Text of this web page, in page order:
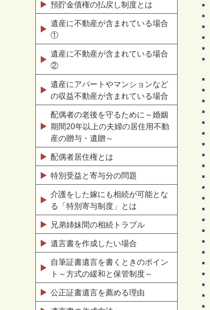
預貯金債権の払戻し制度とは
遺産に不動産が含まれている場合
①
遺産に不動産が含まれている場合
②
遺産にアパートやマンションなど
の収益不動産が含まれている場合
配偶者の老後を守るために～婚姻
期間20年以上の夫婦の居住用不動
産の贈与・遺贈～
配偶者居住権とは
特別受益と寄与分の問題
介護をした嫁にも相続が可能とな
る「特別寄与制度」とは
兄弟姉妹間の相続トラブル
遺言書を作成したい場合
自筆証書遺言を書くときのポイン
ト～方式の緩和と保管制度～
公正証書遺言を薦める理由